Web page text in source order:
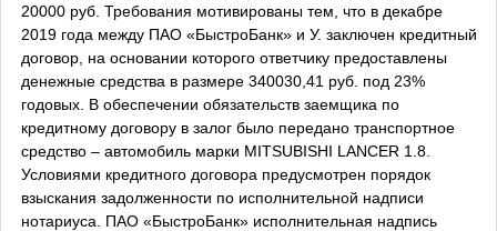
20000 руб. Требования мотивированы тем, что в декабре
2019 года между ПАО «БыстроБанк» и У. заключен кредитный
договор, на основании которого ответчику предоставлены
денежные средства в размере 340030,41 руб. под 23%
годовых. В обеспечении обязательств заемщика по
кредитному договору в залог было передано транспортное
средство – автомобиль марки MITSUBISHI LANCER 1.8.
Условиями кредитного договора предусмотрен порядок
взыскания задолженности по исполнительной надписи
нотариуса. ПАО «БыстроБанк» исполнительная надпись